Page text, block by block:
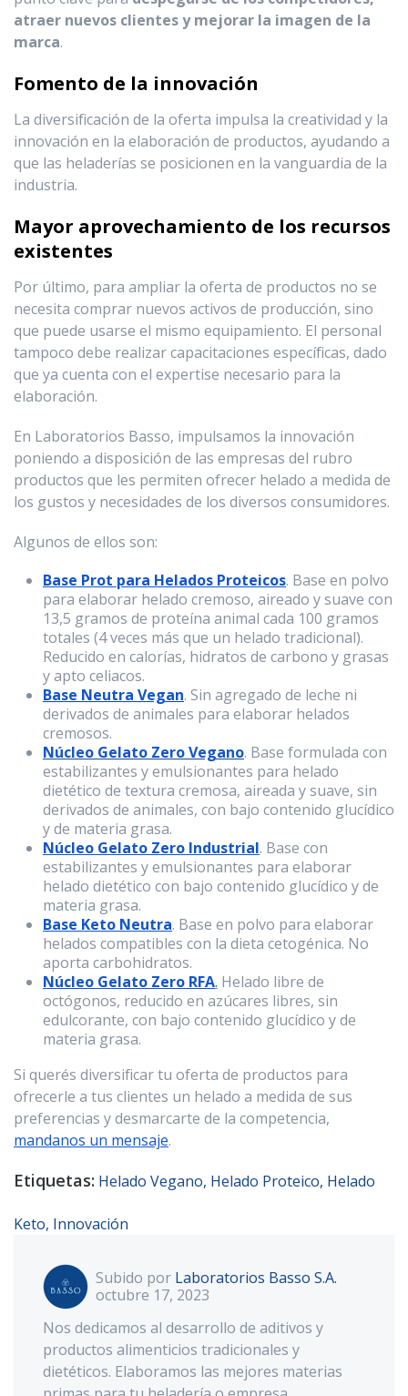
atraer nuevos clientes y mejorar la imagen de la
marca.
Fomento de la innovación
La diversificación de la oferta impulsa la creatividad y la
innovación en la elaboración de productos, ayudando a
que las heladerías se posicionen en la vanguardia de la
industria.
Mayor aprovechamiento de los recursos
existentes
Por último, para ampliar la oferta de productos no se
necesita comprar nuevos activos de producción, sino
que puede usarse el mismo equipamiento. El personal
tampoco debe realizar capacitaciones específicas, dado
que ya cuenta con el expertise necesario para la
elaboración.
En Laboratorios Basso, impulsamos la innovación
poniendo a disposición de las empresas del rubro
productos que les permiten ofrecer helado a medida de
los gustos y necesidades de los diversos consumidores.
Algunos de ellos son:
Base Prot para Helados Proteicos. Base en polvo
para elaborar helado cremoso, aireado y suave con
13,5 gramos de proteína animal cada 100 gramos
totales (4 veces más que un helado tradicional).
Reducido en calorías, hidratos de carbono y grasas
y apto celiacos.
Base Neutra Vegan. Sin agregado de leche ni
derivados de animales para elaborar helados
cremosos.
Núcleo Gelato Zero Vegano. Base formulada con
estabilizantes y emulsionantes para helado
dietético de textura cremosa, aireada y suave, sin
derivados de animales, con bajo contenido glucídico
y de materia grasa.
Núcleo Gelato Zero Industrial. Base con
estabilizantes y emulsionantes para elaborar
helado dietético con bajo contenido glucídico y de
materia grasa.
Base Keto Neutra. Base en polvo para elaborar
helados compatibles con la dieta cetogénica. No
aporta carbohidratos.
Núcleo Gelato Zero RFA. Helado libre de
octógonos, reducido en azúcares libres, sin
edulcorante, con bajo contenido glucídico y de
materia grasa.
Si querés diversificar tu oferta de productos para
ofrecerle a tus clientes un helado a medida de sus
preferencias y desmarcarte de la competencia,
mandanos un mensaje.
Etiquetas: Helado Vegano, Helado Proteico, Helado
Keto, Innovación
Subido por Laboratorios Basso S.A.
octubre 17, 2023
Nos dedicamos al desarrollo de aditivos y
productos alimenticios tradicionales y
dietéticos. Elaboramos las mejores materias